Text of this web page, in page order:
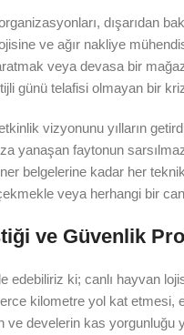
dışarıdan
ve ağır nakliye
veya devasa bir
günü telafisi olmayan bir
vizyonunu yılların
yanaşan faytonun
belgelerine kadar her
veya herhangi bir
ve Güvenlik
edebiliriz ki; canlı hayvan
kilometre yol kat etmesi,
ve develerin kas